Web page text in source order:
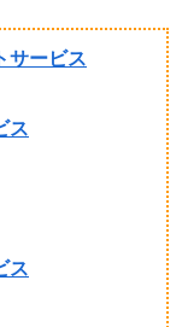
サービス
ス
ス